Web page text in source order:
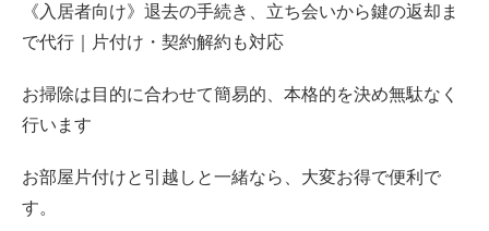
《入居者向け》退去の手続き、立ち会いから鍵の返却ま
で代行｜片付け・契約解約も対応
お掃除は目的に合わせて簡易的、本格的を決め無駄なく
行います
お部屋片付けと引越しと一緒なら、大変お得で便利で
す。